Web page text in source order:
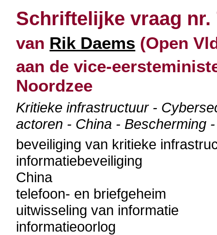
Schriftelijke vraag nr.
van Rik Daems (Open
aan de vice-
Noordzee
Kritieke infrastructuur -
actoren - China - Bescherming
beveiliging van kritieke
informatiebeveiliging
China
telefoon- en briefgeheim
uitwisseling van informatie
informatieoorlog